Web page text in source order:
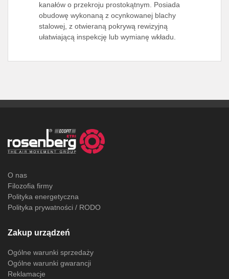
kanałów o przekroju prostokątnym. Posiada
obudowę wykonaną z ocynkowanej blachy
stalowej, z otwieraną pokrywą rewizyjną
ułatwiającą inspekcję lub wymianę wkładu.
O nas
Filozofia firmy
Polityka energetyczna
Polityka prywatności / RODO
Zakup urządzeń
Ogólne warunki sprzedaży
Ogólne warunki gwarancji
Reklamacje